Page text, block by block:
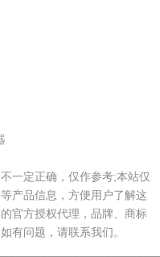
一定正确，仅作参考;本站仅
产品信息，方便用户了解这
官方授权代理，品牌、商标
有问题，请联系我们。